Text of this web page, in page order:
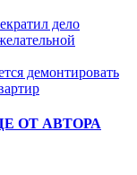
дело
демонтировать
ОТ АВТОРА